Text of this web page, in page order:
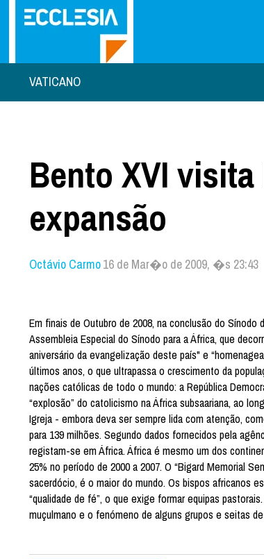
VATICANO
Bento XVI
expansão
Octávio Carmo16 de Mar�o de 2009, �s 23:43
Em finais de Outubro de 2008, na conclusão do
Assembleia Especial do Sínodo para a África, que
aniversário da evangelização deste país" e
últimos anos, o que ultrapassa o crescimento da
nações católicas de todo o mundo: a República
“explosão” do catolicismo na África subsaariana, ao
Igreja - embora deva ser sempre lida com atenção,
para 139 milhões. Segundo dados fornecidos pela
registam-se em África. África é mesmo um dos
25% no período de 2000 a 2007. O “Bigard Memorial
sacerdócio, é o maior do mundo. Os bispos africanos
“qualidade de fé”, o que exige formar equipas
muçulmano e o fenómeno de alguns grupos e seitas